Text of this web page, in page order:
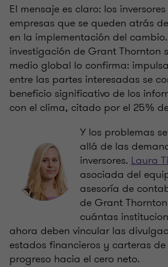
El mensaje es claro: los
empresas que se queden atrás
en la implementación del
investigación de Grant Thornton
medio global lo confirma:
entre las partes interesadas se
beneficio significativo de los
con el clima, citado por el 25%
Y los problemas
allá de las
inversores. Laura
asociada del
asesoría de
de Grant
cuántas
ahora deben vincular las
estados financieros y carteras
progreso hacia el cero neto.